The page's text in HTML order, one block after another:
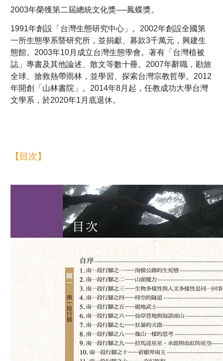
2003年榮獲第二屆總統文化獎──鳳蝶獎。
1991年創設「台灣生態研究中心」。2002年創設全國第
一所生態學系暨研究所，並捐獻、募款3千萬元，興建生
態館。2003年10月成立台灣生態學會。著有「台灣植被
誌」專書及其他論述、散文等數十冊。2007年辭職，勘旅
全球、搶救熱帶雨林，並學習、探索台灣宗教哲學。2012
年開創「山林書院」。2014年8月起，任教成功大學台灣
文學系，於2020年1月底退休。
【目次】